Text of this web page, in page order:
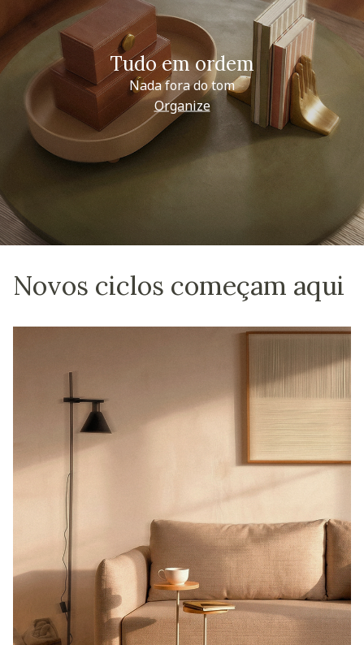
Tudo em ordem
Nada fora do tom
Organize
Novos ciclos começam aqui